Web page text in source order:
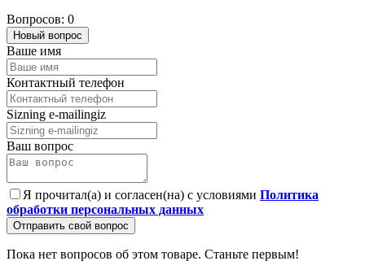
Вопросов: 0
Новый вопрос
Ваше имя
Контактный телефон
Sizning e-mailingiz
Ваш вопрос
Я прочитал(а) и согласен(на) с условиями Политика
обработки персональных данных
Отправить свой вопрос
Пока нет вопросов об этом товаре. Станьте первым!